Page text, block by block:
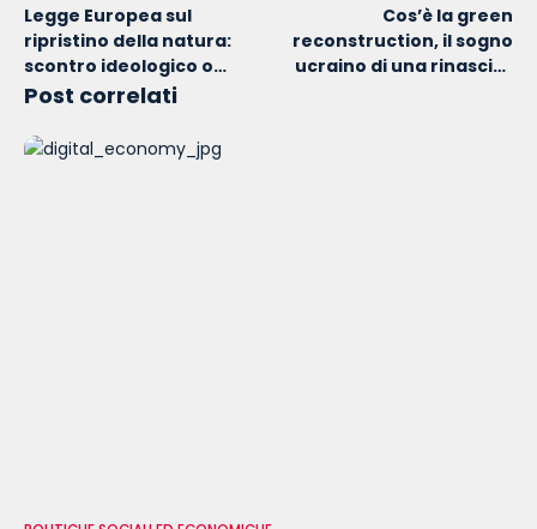
Legge Europea sul
ripristino della natura:
scontro ideologico o
scommessa politica?
Cos’è la green
reconstruction, il sogno
ucraino di una rinascita
Post correlati